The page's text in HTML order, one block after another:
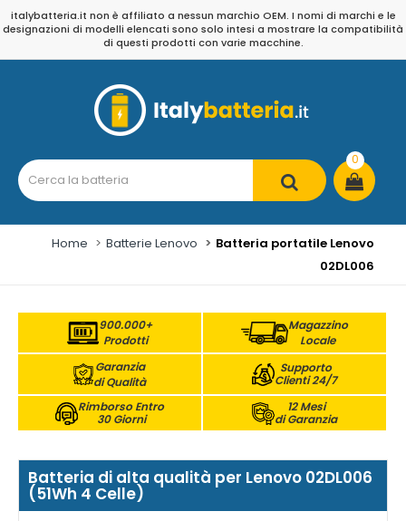
italybatteria.it non è affiliato a nessun marchio OEM. I nomi di marchi e le
designazioni di modelli elencati sono solo intesi a mostrare la compatibilità
di questi prodotti con varie macchine.
0
Home Batterie Lenovo
Batteria portatile Lenovo
02DL006
900.000+
Prodotti
Magazzino
Locale
Garanzia
di Qualità
Supporto
Clienti 24/7
Rimborso Entro
30 Giorni
12 Mesi
di Garanzia
Batteria di alta qualità per Lenovo 02DL006
(51Wh 4 Celle)